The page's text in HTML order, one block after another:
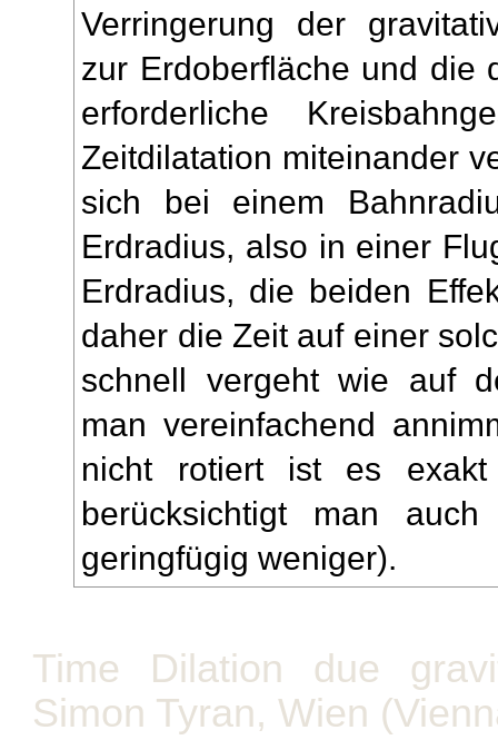
Verringerung der
zur Erdoberfläche und die
erforderliche
Zeitdilatation miteinander
sich bei einem
Erdradius, also in einer
Erdradius, die beiden
daher die Zeit auf einer
schnell vergeht wie auf
man vereinfachend
nicht rotiert ist es exakt
berücksichtigt man
geringfügig weniger).
Time Dilation due
Simon Tyran, Wien